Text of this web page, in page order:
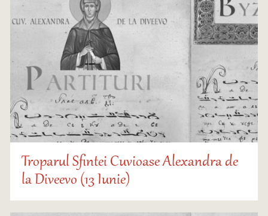
Troparul Sfintei Cuvioase Alexandra de
la Diveevo (13 Iunie)